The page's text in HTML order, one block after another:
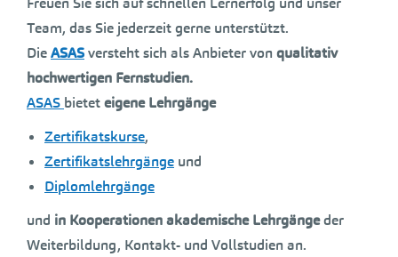
Team, das Sie jederzeit gerne unterstützt.
DieASASversteht sich als Anbieter von qualitativ
hochwertigen Fernstudien.
ASAS bieteteigene Lehrgänge
Zertifikatskurse,
Zertifikatslehrgänge und
Diplomlehrgänge
und in Kooperationen akademische Lehrgängeder
Weiterbildung, Kontakt- und Vollstudien an.